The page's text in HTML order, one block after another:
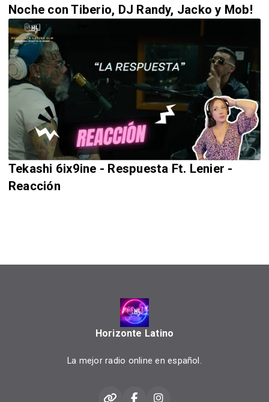
Noche con Tiberio, DJ Randy, Jacko y Mob!
Tekashi 6ix9ine - Respuesta Ft. Lenier -
Reacción
Horizonte Latino
La mejor radio online en español.